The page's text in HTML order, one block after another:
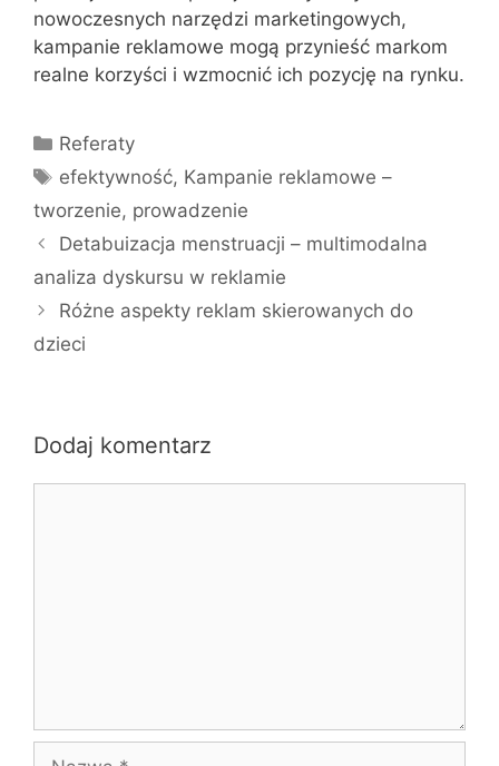
nowoczesnych narzędzi marketingowych,
kampanie reklamowe mogą przynieść markom
realne korzyści i wzmocnić ich pozycję na rynku.
Kategorie
Referaty
Tagi
efektywność, Kampanie reklamowe –
tworzenie, prowadzenie
Detabuizacja menstruacji – multimodalna
analiza dyskursu w reklamie
Różne aspekty reklam skierowanych do
dzieci
Dodaj komentarz
Nazwa